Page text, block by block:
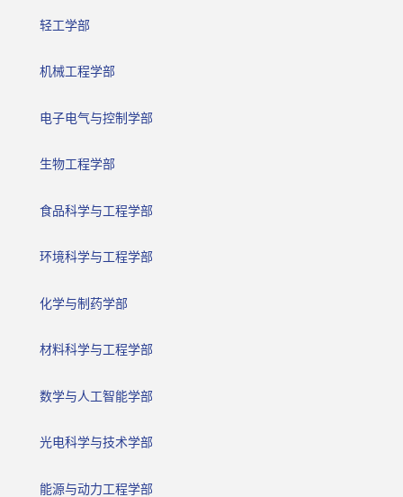
轻工学部
机械工程学部
电子电气与控制学部
生物工程学部
食品科学与工程学部
环境科学与工程学部
化学与制药学部
材料科学与工程学部
数学与人工智能学部
光电科学与技术学部
能源与动力工程学部